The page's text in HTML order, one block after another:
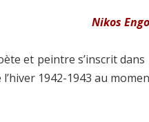
Nikos
et peintre s’inscrit
1942-1943 au